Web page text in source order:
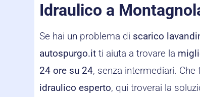
Idraulico a
Se hai un problema di scarico
autospurgo.it ti aiuta a trovare la
24 ore su 24, senza intermediari.
idraulico esperto, qui troverai la